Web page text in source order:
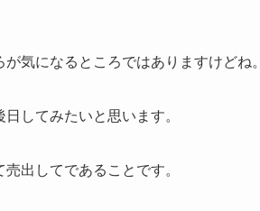
気になるところではありますけどね。
してみたいと思います。
出してであることです。